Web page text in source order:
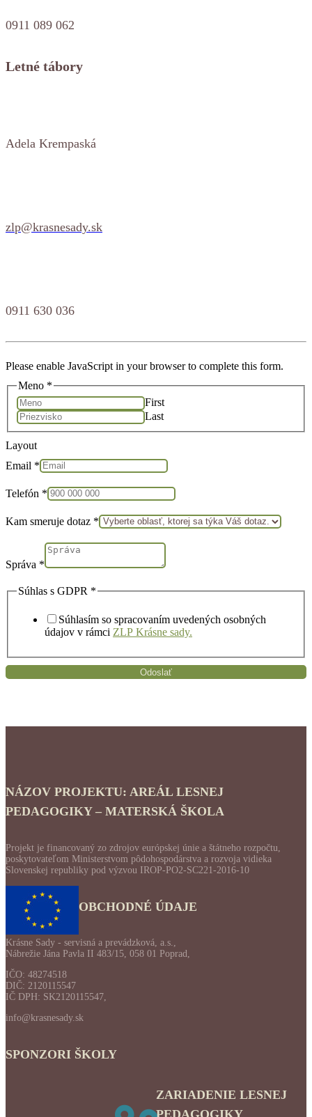
0911 089 062
Letné tábory
Adela Krempaská
zlp@krasnesady.sk
0911 630 036
Please enable JavaScript in your browser to complete this form.
Meno *
First
Last
Layout
Email *
Telefón *
Kam smeruje dotaz *
Správa *
Súhlas s GDPR *
Súhlasím so spracovaním uvedených osobných
údajov v rámci ZLP Krásne sady.
Odoslať
NÁZOV PROJEKTU: AREÁL LESNEJ
PEDAGOGIKY – MATERSKÁ ŠKOLA
Projekt je financovaný zo zdrojov európskej únie a štátneho rozpočtu,
poskytovateľom Ministerstvom pôdohospodárstva a rozvoja vidieka
Slovenskej republiky pod výzvou IROP-PO2-SC221-2016-10
OBCHODNÉ ÚDAJE
Krásne Sady - servisná a prevádzková, a.s.,
Nábrežie Jána Pavla II 483/15, 058 01 Poprad,
IČO: 48274518
DIČ: 2120115547
IČ DPH: SK2120115547,
info@krasnesady.sk
SPONZORI ŠKOLY
ZARIADENIE LESNEJ
PEDAGOGIKY